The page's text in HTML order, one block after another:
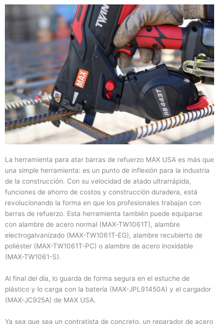
La herramienta para atar barras de refuerzo MAX USA es más que
una simple herramienta: es un punto de inflexión para la industria
de la construcción. Con su velocidad de atado ultrarrápida,
funciones de ahorro de costos y construcción duradera, está
revolucionando la forma en que los profesionales trabajan con
barras de refuerzo. Esta herramienta también puede equiparse
con alambre de acero normal (MAX-TW1061T), alambre
electrogalvanizado (MAX-TW1061T-EG), alambre recubierto de
poliéster (MAX-TW1061T-PC) o alambre de acero inoxidable
(MAX-TW1061-S).
Al final del día, lo guarda de forma segura en el estuche de
plástico y lo carga con la batería (MAX-JPL91450A) y el cargador
(MAX-JC925A) de MAX USA.
Ya sea que sea un contratista de concreto, un reparador de acero